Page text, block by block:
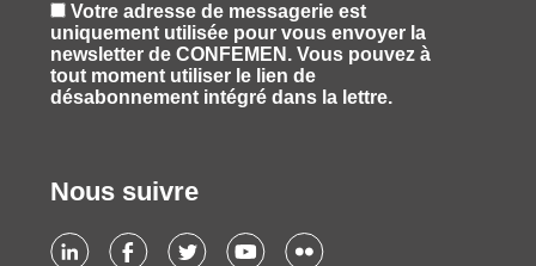
Votre adresse de messagerie est
uniquement utilisée pour vous envoyer la
newsletter de CONFEMEN. Vous pouvez à
tout moment utiliser le lien de
désabonnement intégré dans la lettre.
Nous suivre